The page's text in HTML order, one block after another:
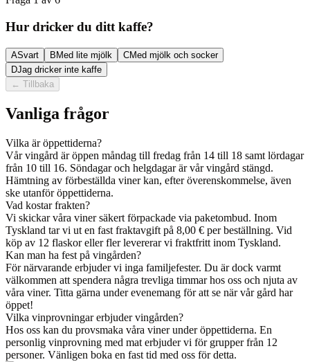
Hur dricker du ditt kaffe?
ASvart BMed lite mjölk CMed mjölk och socker
DJag dricker inte kaffe
← Tillbaka
Vanliga frågor
Vilka är öppettiderna?
Vår vingård är öppen måndag till fredag från 14 till 18 samt lördagar
från 10 till 16. Söndagar och helgdagar är vår vingård stängd.
Hämtning av förbeställda viner kan, efter överenskommelse, även
ske utanför öppettiderna.
Vad kostar frakten?
Vi skickar våra viner säkert förpackade via paketombud. Inom
Tyskland tar vi ut en fast fraktavgift på 8,00 € per beställning. Vid
köp av 12 flaskor eller fler levererar vi fraktfritt inom Tyskland.
Kan man ha fest på vingården?
För närvarande erbjuder vi inga familjefester. Du är dock varmt
välkommen att spendera några trevliga timmar hos oss och njuta av
våra viner. Titta gärna under evenemang för att se när vår gård har
öppet!
Vilka vinprovningar erbjuder vingården?
Hos oss kan du provsmaka våra viner under öppettiderna. En
personlig vinprovning med mat erbjuder vi för grupper från 12
personer. Vänligen boka en fast tid med oss för detta.